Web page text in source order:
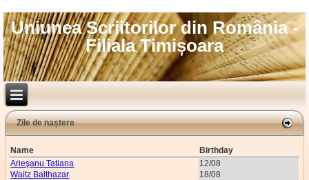
Uniunea Scriitorilor din România -
Filiala Timișoara
Zile de naștere
Name
Birthday
Arieşanu Tatiana
12/08
Waitz Balthazar
18/08